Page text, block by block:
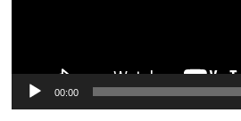
00:00